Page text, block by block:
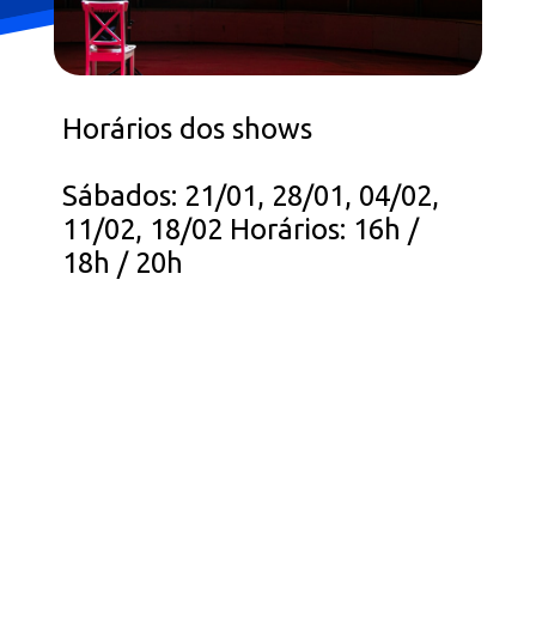
Horários dos shows
Sábados: 21/01, 28/01, 04/02,
11/02, 18/02 Horários: 16h /
18h / 20h